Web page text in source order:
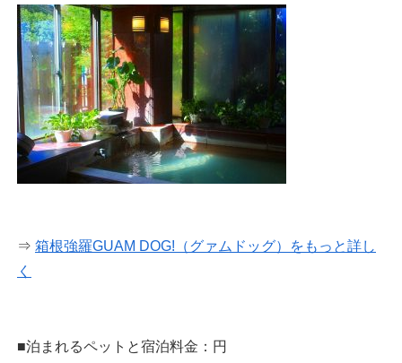
⇒ 箱根強羅GUAM DOG!（グァムドッグ）をもっと詳し
く
■泊まれるペットと宿泊料金：円